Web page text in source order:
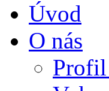
Úvod
O nás